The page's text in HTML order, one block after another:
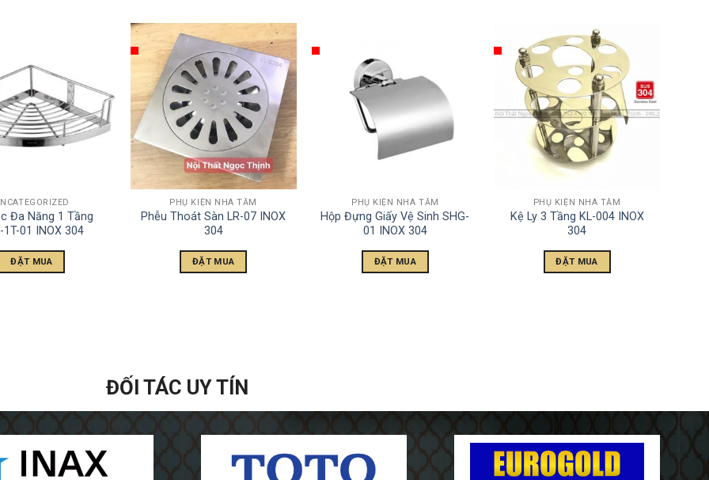
Đa Năng 1 Tầng
1T-01 INOX 304
ĐẶT MUA
PHỤ KIỆN NHÀ TẮM
Phễu Thoát Sàn LR-07 INOX
304
ĐẶT MUA
PHỤ KIỆN NHÀ TẮM
Hộp Đựng Giấy Vệ Sinh SHG-
01 INOX 304
ĐẶT MUA
PHỤ KIỆN NHÀ TẮM
Kệ Ly 3 Tầng KL-004 INOX
304
ĐẶT MUA
ĐỐI TÁC UY TÍN